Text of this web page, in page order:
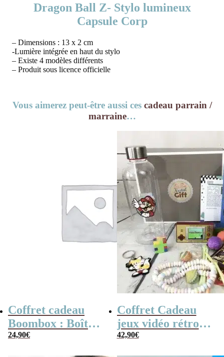
Dragon Ball Z- Stylo lumineux
Capsule Corp
– Dimensions : 13 x 2 cm
-Lumière intégrée en haut du stylo
– Existe 4 modèles différents
– Produit sous licence officielle
Vous aimerez peut-être aussi ces cadeau parrain /
marraine…
Coffret cadeau
Boombox : Boîte
bonbons des
24,90€
Coffret Cadeau
jeux vidéo rétro
(avec sa console de
42,90€